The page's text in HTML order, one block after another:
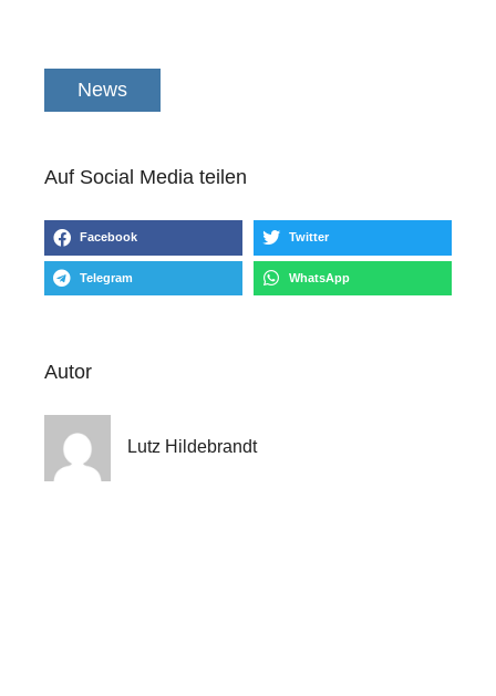
News
Auf Social Media teilen
Facebook Twitter
Telegram WhatsApp
Autor
Lutz Hildebrandt